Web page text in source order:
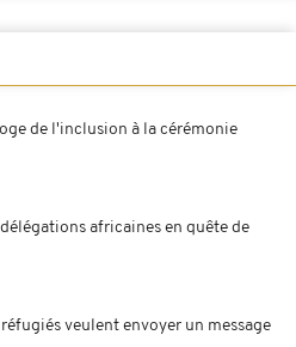
de l'inclusion à la cérémonie
africaines en quête de
veulent envoyer un message